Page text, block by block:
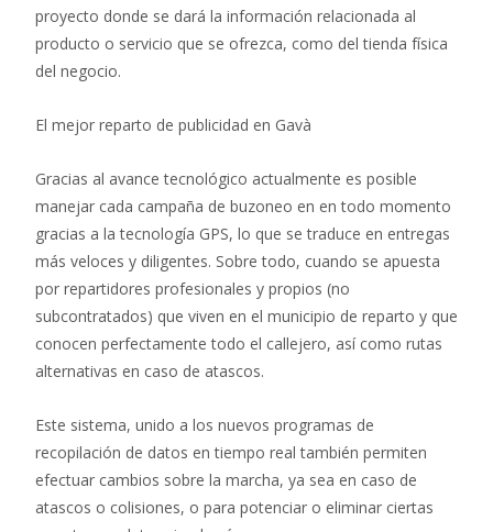
proyecto donde se dará la información relacionada al
producto o servicio que se ofrezca, como del tienda física
del negocio.
El mejor reparto de publicidad en Gavà
Gracias al avance tecnológico actualmente es posible
manejar cada campaña de buzoneo en en todo momento
gracias a la tecnología GPS, lo que se traduce en entregas
más veloces y diligentes. Sobre todo, cuando se apuesta
por repartidores profesionales y propios (no
subcontratados) que viven en el municipio de reparto y que
conocen perfectamente todo el callejero, así como rutas
alternativas en caso de atascos.
Este sistema, unido a los nuevos programas de
recopilación de datos en tiempo real también permiten
efectuar cambios sobre la marcha, ya sea en caso de
atascos o colisiones, o para potenciar o eliminar ciertas